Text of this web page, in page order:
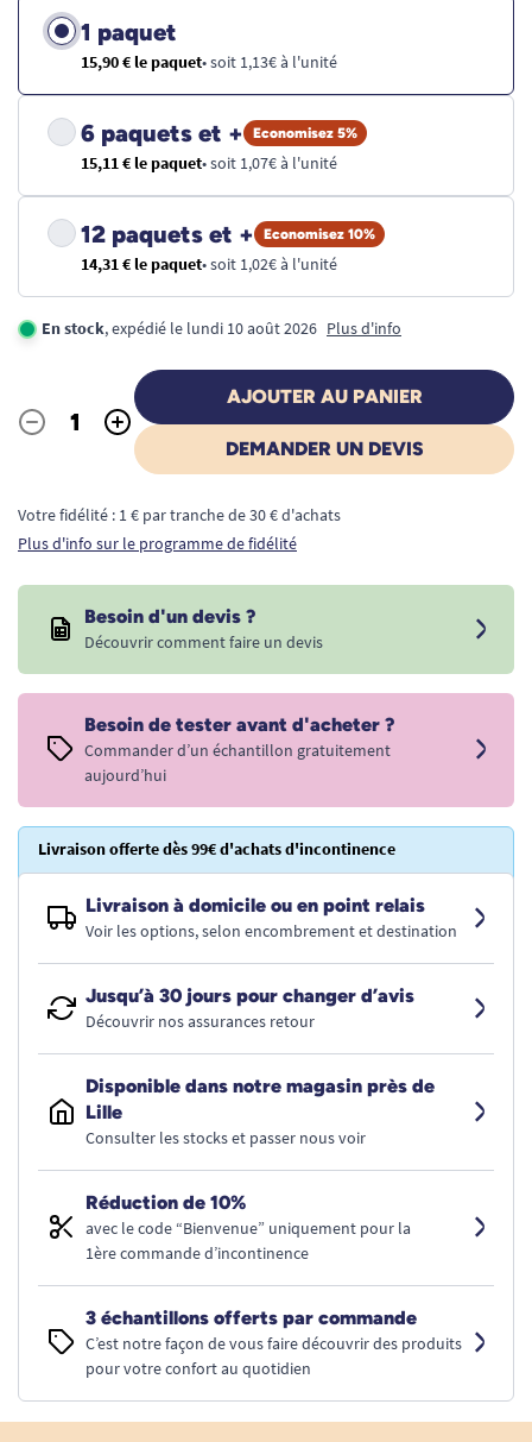
1 paquet
15,90 € le paquet• soit 1,13€ à l'unité
6 paquets et + Economisez 5%
15,11 € le paquet• soit 1,07€ à l'unité
12 paquets et + Economisez 10%
14,31 € le paquet• soit 1,02€ à l'unité
En stock, expédié le lundi 10 août 2026 Plus d'info
Quantité
- +
AJOUTER AU PANIER
DEMANDER UN DEVIS
Votre fidélité : 1 € par tranche de 30 € d'achats
Plus d'info sur le programme de fidélité
Besoin d'un devis ?
Découvrir comment faire un devis
Besoin de tester avant d'acheter ?
Commander d’un échantillon gratuitement
aujourd’hui
Livraison offerte dès 99€ d'achats d'incontinence
Livraison à domicile ou en point relais
Voir les options, selon encombrement et destination
Jusqu’à 30 jours pour changer d’avis
Découvrir nos assurances retour
Disponible dans notre magasin près de
Lille
Consulter les stocks et passer nous voir
Réduction de 10%
avec le code “Bienvenue” uniquement pour la
1ère commande d’incontinence
3 échantillons offerts par commande
C’est notre façon de vous faire découvrir des produits
pour votre confort au quotidien